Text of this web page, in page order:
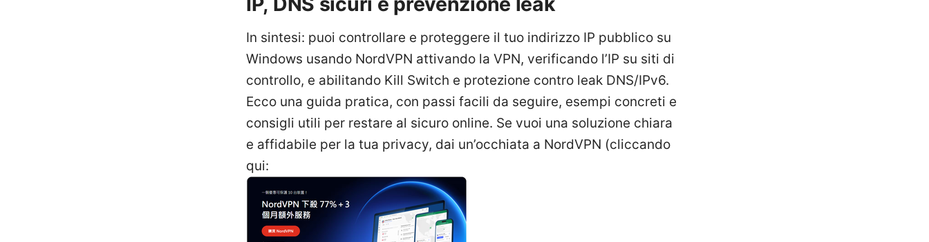
In sintesi: puoi controllare e proteggere il tuo indirizzo IP pubblico su
Windows usando NordVPN attivando la VPN, verificando l’IP su siti di
controllo, e abilitando Kill Switch e protezione contro leak DNS/IPv6.
Ecco una guida pratica, con passi facili da seguire, esempi concreti e
consigli utili per restare al sicuro online. Se vuoi una soluzione chiara
e affidabile per la tua privacy, dai un’occhiata a NordVPN (cliccando
qui: